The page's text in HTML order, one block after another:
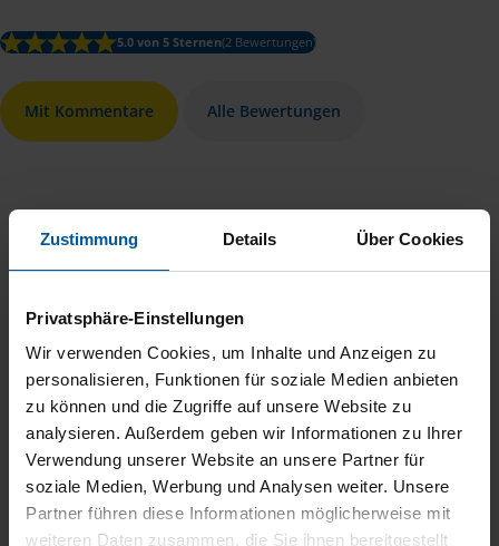
Zustimmung Details Über Cookies
Privatsphäre-Einstellungen
Wir verwenden Cookies, um Inhalte und Anzeigen zu
personalisieren, Funktionen für soziale Medien anbieten
zu können und die Zugriffe auf unsere Website zu
analysieren. Außerdem geben wir Informationen zu Ihrer
Verwendung unserer Website an unsere Partner für
soziale Medien, Werbung und Analysen weiter. Unsere
Partner führen diese Informationen möglicherweise mit
weiteren Daten zusammen, die Sie ihnen bereitgestellt
5.0 von 5 Sternen(2 Bewertungen)
Mit Kommentare Alle Bewertungen
Es ist alles super.
anonymes VLH-Mitglied